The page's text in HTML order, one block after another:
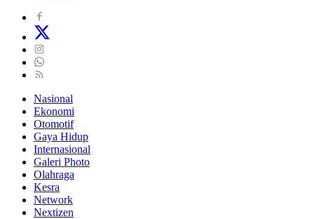
Nasional
Ekonomi
Otomotif
Gaya Hidup
Internasional
Galeri Photo
Olahraga
Kesra
Network
Nextizen